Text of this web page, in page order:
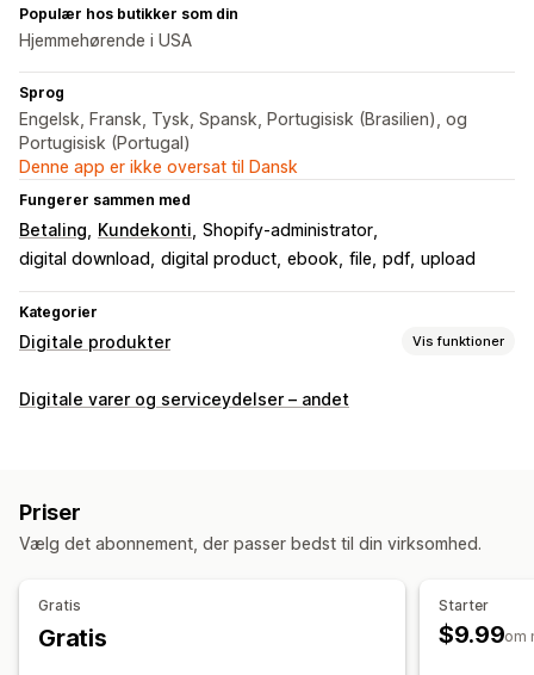
Populær hos butikker som din
Hjemmehørende i USA
Sprog
Engelsk, Fransk, Tysk, Spansk, Portugisisk (Brasilien), og
Portugisisk (Portugal)
Denne app er ikke oversat til Dansk
Fungerer sammen med
Betaling Kundekonti Shopify-administrator
digital download
digital product ebook file pdf upload
Kategorier
Digitale produkter Vis funktioner
Produkttyper
Downloadadministration
Maillevering
Masseupload
Tilpassede downloadsider
Analyser
Filsikkerhed
Digitale varer og serviceydelser – andet
Priser
Vælg det abonnement, der passer bedst til din virksomhed.
Gratis
Gratis
Starter
$9.99om